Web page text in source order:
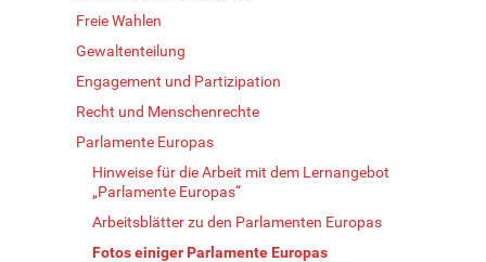
Freie Wahlen
Gewaltenteilung
Engagement und Partizipation
Recht und Menschenrechte
Parlamente Europas
Hinweise für die Arbeit mit dem Lernangebot
„Parlamente Europas“
Arbeitsblätter zu den Parlamenten Europas
Fotos einiger Parlamente Europas